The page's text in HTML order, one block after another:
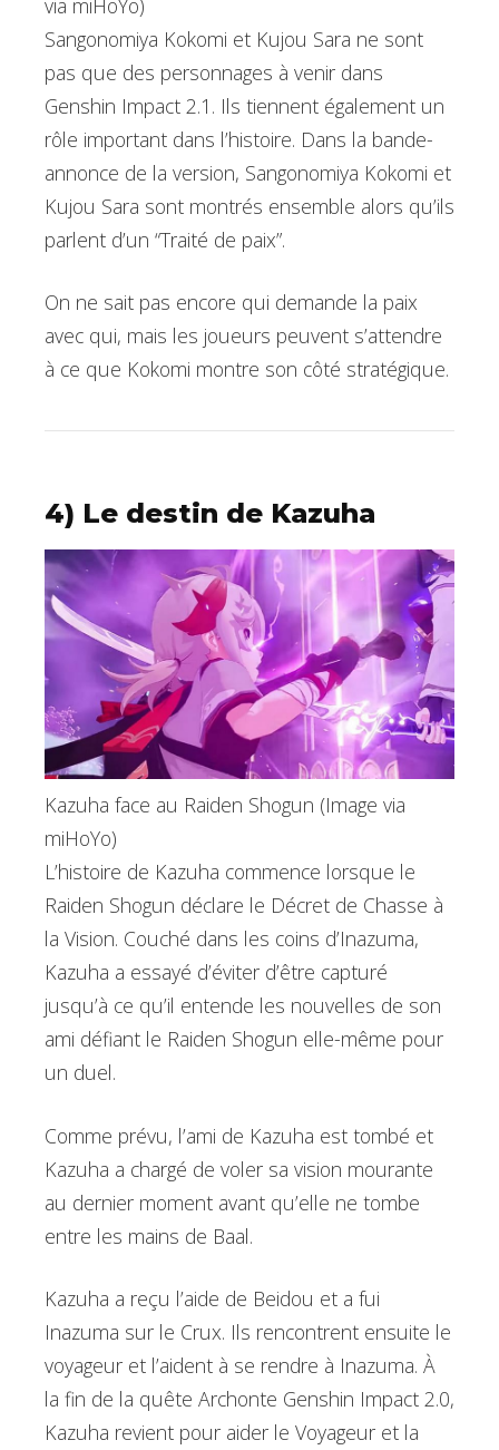
Sangonomiya Kokomi et Kujou Sara ne sont
pas que des personnages à venir dans
Genshin Impact 2.1. Ils tiennent également un
rôle important dans l’histoire. Dans la bande-
annonce de la version, Sangonomiya Kokomi et
Kujou Sara sont montrés ensemble alors qu’ils
parlent d’un “Traité de paix”.
On ne sait pas encore qui demande la paix
avec qui, mais les joueurs peuvent s’attendre
à ce que Kokomi montre son côté stratégique.
4) Le destin de Kazuha
Kazuha face au Raiden Shogun (Image via
miHoYo)
L’histoire de Kazuha commence lorsque le
Raiden Shogun déclare le Décret de Chasse à
la Vision. Couché dans les coins d’Inazuma,
Kazuha a essayé d’éviter d’être capturé
jusqu’à ce qu’il entende les nouvelles de son
ami défiant le Raiden Shogun elle-même pour
un duel.
Comme prévu, l’ami de Kazuha est tombé et
Kazuha a chargé de voler sa vision mourante
au dernier moment avant qu’elle ne tombe
entre les mains de Baal.
Kazuha a reçu l’aide de Beidou et a fui
Inazuma sur le Crux. Ils rencontrent ensuite le
voyageur et l’aident à se rendre à Inazuma. À
la fin de la quête Archonte Genshin Impact 2.0,
Kazuha revient pour aider le Voyageur et la